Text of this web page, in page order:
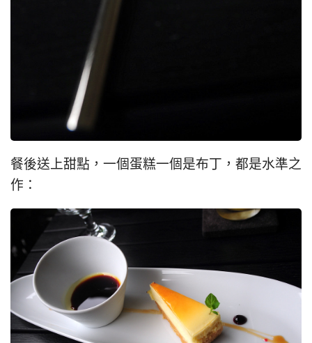
餐後送上甜點，一個蛋糕一個是布丁，都是水準之
作：